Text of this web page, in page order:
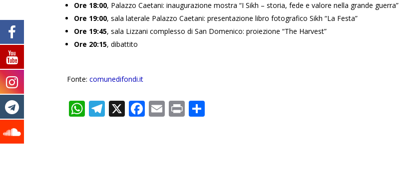
Ore 18:00, Palazzo Caetani: inaugurazione mostra “I Sikh – storia, fede e valore nella grande guerra”
Ore 19:00, sala laterale Palazzo Caetani: presentazione libro fotografico Sikh “La Festa”
Ore 19:45, sala Lizzani complesso di San Domenico: proiezione “The Harvest”
Ore 20:15, dibattito
Fonte:comunedifondi.it
W T X F E Pr